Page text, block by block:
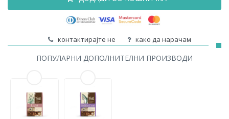
контактирајте не како да нарачам
ПОПУЛАРНИ ДОПОЛНИТЕЛНИ ПРОИЗВОДИ